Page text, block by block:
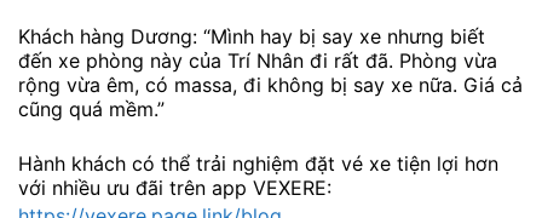
Khách hàng Dương: “Mình hay bị say xe nhưng biết
đến xe phòng này của Trí Nhân đi rất đã. Phòng vừa
rộng vừa êm, có massa, đi không bị say xe nữa. Giá cả
cũng quá mềm.”
Hành khách có thể trải nghiệm đặt vé xe tiện lợi hơn
với nhiều ưu đãi trên app VEXERE: